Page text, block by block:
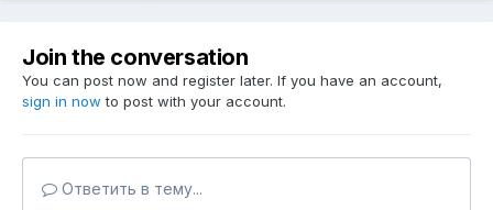
Join the conversation
You can post now and register later. If you have an account,
sign in now to post with your account.
Ответить в тему...